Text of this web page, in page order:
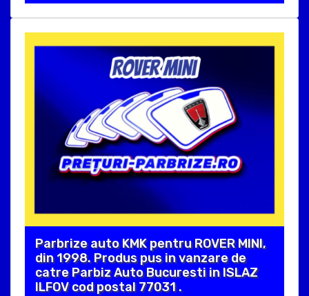
Parbrize auto KMK pentru ROVER MINI,
din 1998. Produs pus in vanzare de
catre Parbiz Auto Bucuresti in ISLAZ
ILFOV cod postal 77031 .